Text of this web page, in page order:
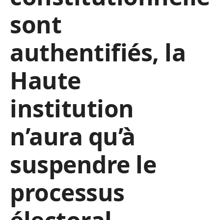
sont
authentifiés, la
Haute
institution
n’aura qu’à
suspendre le
processus